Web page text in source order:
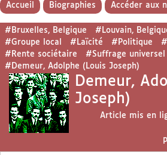
Accueil Biographies Accéder aux
#Bruxelles, Belgique #Louvain,
#Groupe local
#Laïcité #Politique
#Rente sociétaire
#Suffrage universel
#Demeur, Adolphe (Louis Joseph)
Demeur,
Joseph)
Article mis en